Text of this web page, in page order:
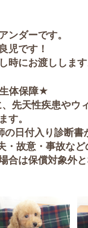
ンダーです。
児です！
時にお渡しします
体保障★
先天性疾患やウ
す。
日付入り診断書
・故意・事故な
合は保償対象外と